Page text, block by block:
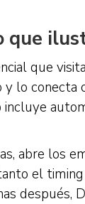
que
que
lo conecta
abre los
el
después,